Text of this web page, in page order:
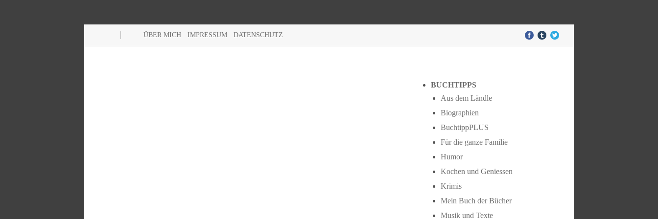
ÜBER MICH IMPRESSUM DATENSCHUTZ
BUCHTIPPS
Aus dem Ländle
Biographien
BuchtippPLUS
Für die ganze Familie
Humor
Kochen und Geniessen
Krimis
Mein Buch der Bücher
Musik und Texte